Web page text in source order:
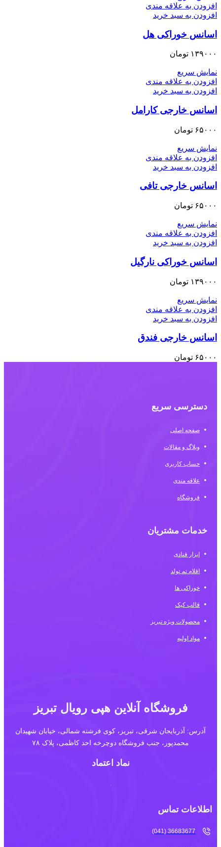
افزودن به علاقه مندی
افزودن به سبد خرید
اسانس خوراکی هل
۱۳۹۰۰۰ تومان
نمایش سریع
افزودن به علاقه مندی
افزودن به سبد خرید
اسانس خارجی کارامل
۶۵۰۰۰ تومان
نمایش سریع
افزودن به علاقه مندی
افزودن به سبد خرید
اسانس خارجی تافی
۶۵۰۰۰ تومان
نمایش سریع
افزودن به علاقه مندی
افزودن به سبد خرید
اسانس خوراکی نارگیل
۱۳۹۰۰۰ تومان
نمایش سریع
افزودن به علاقه مندی
افزودن به سبد خرید
اسانس خارجی فندق
۶۵۰۰۰ تومان
دسترسی سریع
صفحه اصلی
وبلاگ و مقالات
حساب کاربری
علاقه مندی
فروشگاه
خدمات مشتریان
ابزار قنادی
اقلام تم تولد
خوراکی ها
قالب کیک
محصولات ویژه تبریز
مواد اولیه
فروشگاه آنلاین هپی رویال تبریز
آدرس: آذربایجان شرقی، تبریز، کوی فرشته شمالی، خیابان شهیدان
محمدپور، جنب فروشگاه دوچرخه احد کاظمی، پلاک ۷۸
نماد اعتماد
اطلاعات تماس
36683677 (041)